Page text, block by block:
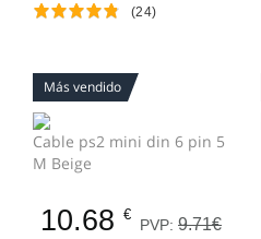
(24)
Más vendido
Cable ps2 mini din 6 pin 5
M Beige
10.68 €
PVP: 9.71€